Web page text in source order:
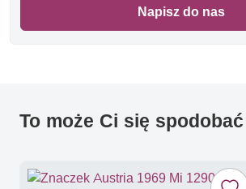
Napisz do nas
To może Ci się spodobać